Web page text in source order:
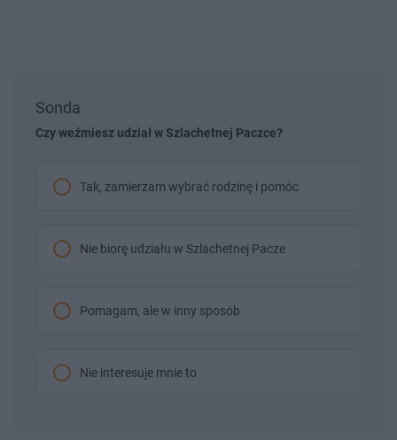
Sonda
Czy weźmiesz udział w Szlachetnej Paczce?
Tak, zamierzam wybrać rodzinę i pomóc
Nie biorę udziału w Szlachetnej Pacze
Pomagam, ale w inny sposób
Nie interesuje mnie to